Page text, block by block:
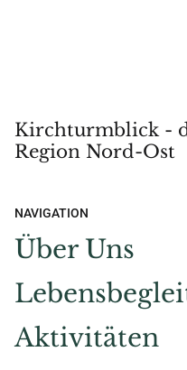
Kirchturmblick -
Region Nord-Ost
NAVIGATION
Über Uns
Aktivitäten